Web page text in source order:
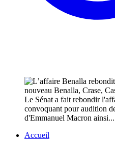
Le Sénat a fait rebondir
convoquant pour audition
d'Emmanuel Macron ainsi...
Accueil